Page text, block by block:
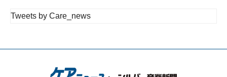
Tweets by Care_news